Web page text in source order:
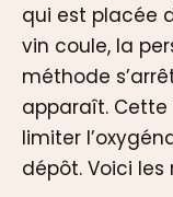
qui est placée
vin coule, la
méthode
apparaît.
limiter
dépôt. Voici